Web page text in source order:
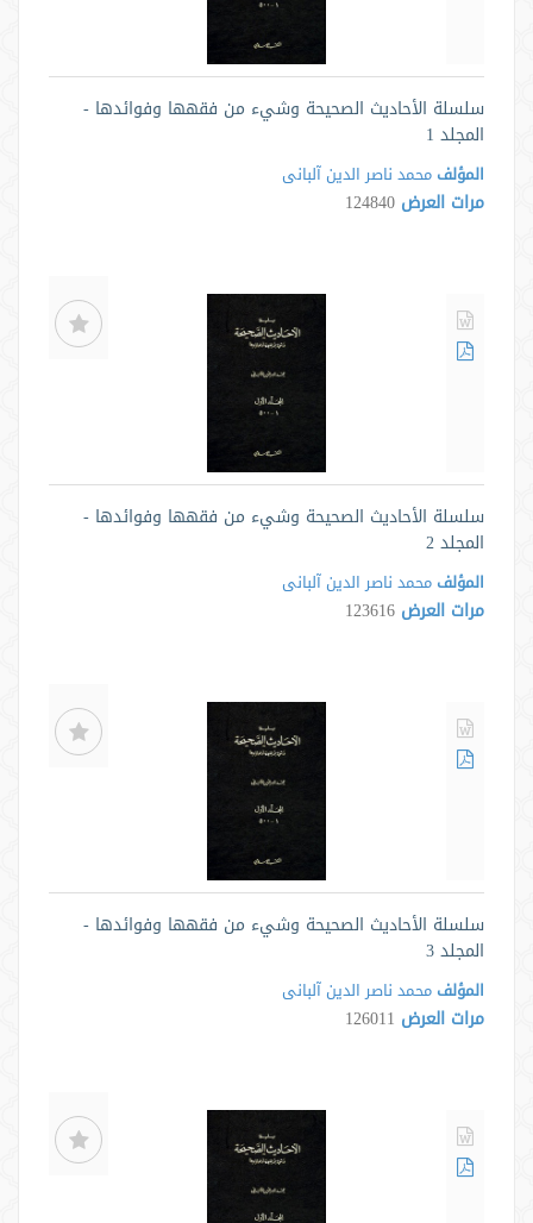
سلسلة الأحاديث الصحيحة وشيء من فقهها وفوائدها -
المجلد 1
المؤلف محمد ناصر الدین آلبانی
مرات العرض 124840
سلسلة الأحاديث الصحيحة وشيء من فقهها وفوائدها -
المجلد 2
المؤلف محمد ناصر الدین آلبانی
مرات العرض 123616
سلسلة الأحاديث الصحيحة وشيء من فقهها وفوائدها -
المجلد 3
المؤلف محمد ناصر الدین آلبانی
مرات العرض 126011